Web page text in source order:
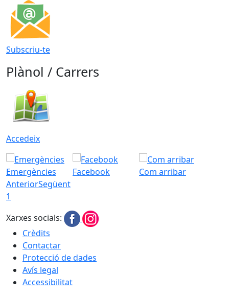
Subscriu-te
Plànol / Carrers
Accedeix
Emergències Facebook
Com arribar
AnteriorSegüent
1
Xarxes socials:
Crèdits
Contactar
Protecció de dades
Avís legal
Accessibilitat